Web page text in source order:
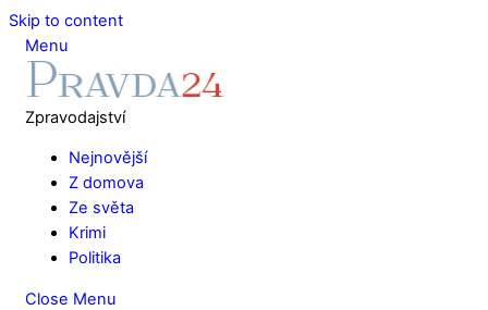
Skip to content
Menu
Zpravodajství
Nejnovější
Z domova
Ze světa
Krimi
Politika
Close Menu